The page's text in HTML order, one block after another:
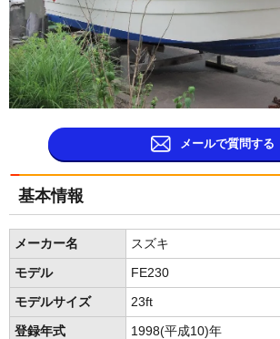
メールで質問する
基本情報
メーカー名 スズキ
モデル FE230
モデルサイズ 23ft
登録年式 1998(平成10)年